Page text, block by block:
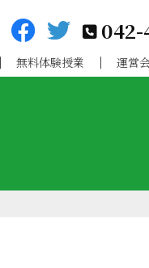
042-
無料体験授業 運営